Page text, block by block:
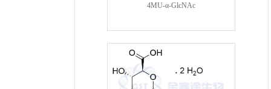
4MU-α-GlcNAc